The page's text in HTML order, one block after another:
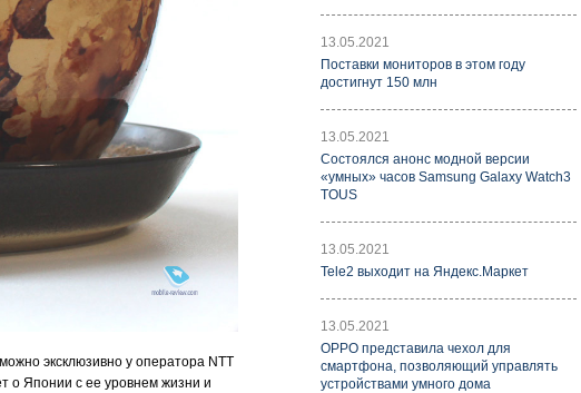
эксклюзивно у оператора NTT
о Японии с ее уровнем жизни и
13.05.2021
Поставки мониторов в этом году
достигнут 150 млн
13.05.2021
Состоялся анонс модной версии
«умных» часов Samsung Galaxy Watch3
TOUS
13.05.2021
Tele2 выходит на Яндекс.Маркет
13.05.2021
OPPO представила чехол для
смартфона, позволяющий управлять
устройствами умного дома